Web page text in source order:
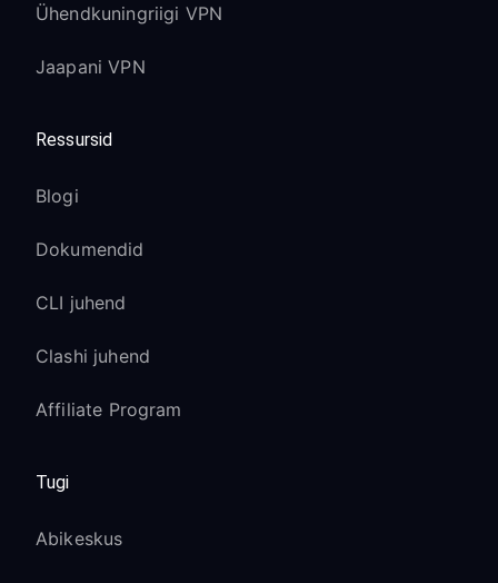
Ühendkuningriigi VPN
Jaapani VPN
Ressursid
Blogi
Dokumendid
CLI juhend
Clashi juhend
Affiliate Program
Tugi
Abikeskus